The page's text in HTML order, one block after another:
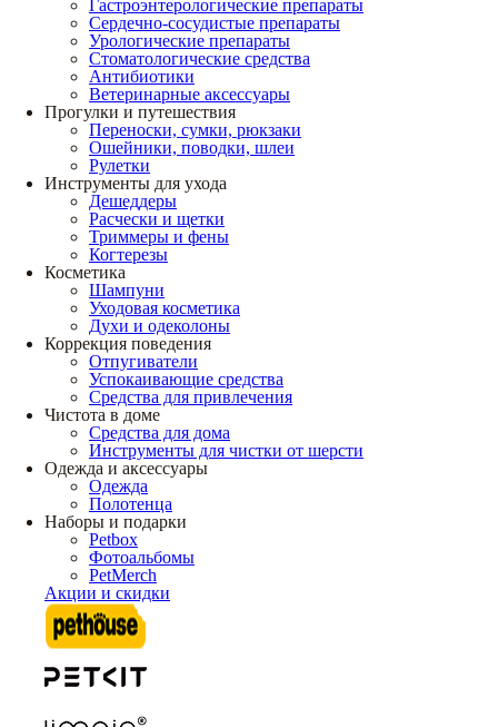
Гастроэнтерологические препараты
Сердечно-сосудистые препараты
Урологические препараты
Стоматологические средства
Антибиотики
Ветеринарные аксессуары
Прогулки и путешествия
Переноски, сумки, рюкзаки
Ошейники, поводки, шлеи
Рулетки
Инструменты для ухода
Дешеддеры
Расчески и щетки
Триммеры и фены
Когтерезы
Косметика
Шампуни
Уходовая косметика
Духи и одеколоны
Коррекция поведения
Отпугиватели
Успокаивающие средства
Средства для привлечения
Чистота в доме
Средства для дома
Инструменты для чистки от шерсти
Одежда и аксессуары
Одежда
Полотенца
Наборы и подарки
Petbox
Фотоальбомы
PetMerch
Акции и скидки